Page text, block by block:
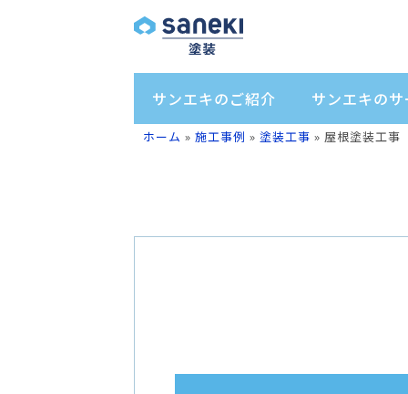
サンエキのご紹介 サンエキの
ホーム » 施工事例 » 塗装工事 » 屋根塗装工事